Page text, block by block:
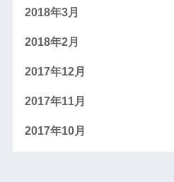
2018年3月
2018年2月
2017年12月
2017年11月
2017年10月